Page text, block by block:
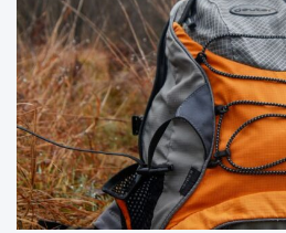
a
k
c
j
e
d
l
a
t
u
r
o
t
w
a
r
c
i
a
,
b
i